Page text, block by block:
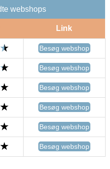
webshops
Link
Besøg webshop
Besøg webshop
Besøg webshop
Besøg webshop
Besøg webshop
Besøg webshop